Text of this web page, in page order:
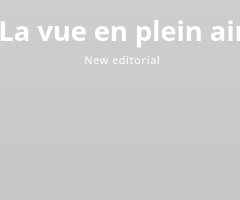
La vue en plein
New editorial